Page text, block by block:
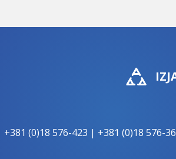
+381 (0)18 576-423 | +381 (0)18 576-